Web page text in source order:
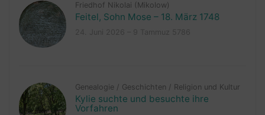
Friedhof Nikolai (Mikolow)
Feitel, Sohn Mose – 18. März 1748
Genealogie / Geschichten / Religion und Kultur
Kylie suchte und besuchte ihre
Vorfahren